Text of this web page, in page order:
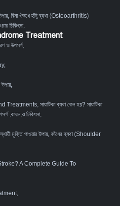
বিনা ঔষধে হাঁটু ব্যথা (Osteoarthritis)
চিকিৎসা,
Treatment
ও উপসর্গ,
,
Treatments সায়াটিকা ব্যথা কেন হয়? সায়াটিকা
,কারন,ও চিকিৎসা,
মুক্তি পাওয়ার উপায় কাঁধের ব্যথা (Shoulder
A Complete Guide To